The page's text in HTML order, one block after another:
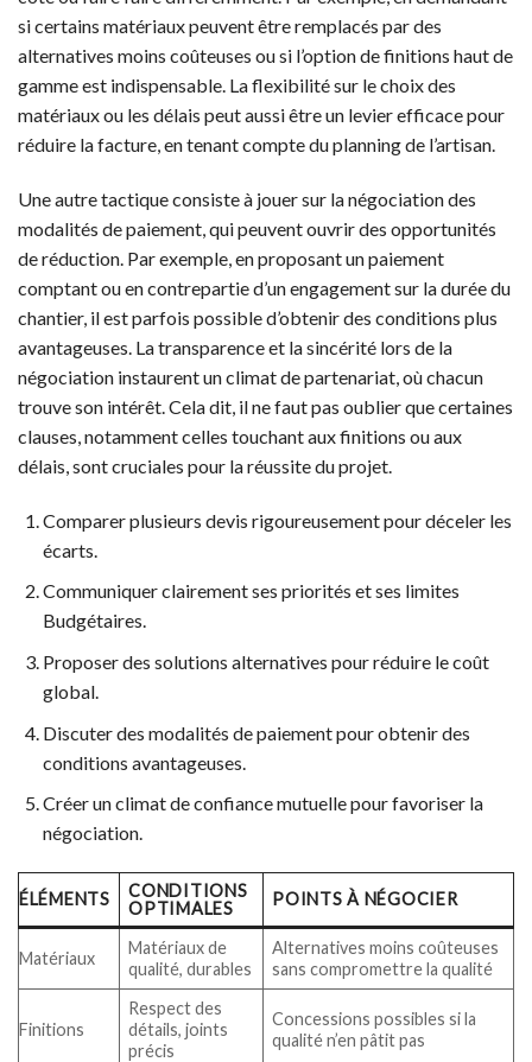
si certains matériaux peuvent être remplacés par des
alternatives moins coûteuses ou si l’option de finitions haut de
gamme est indispensable. La flexibilité sur le choix des
matériaux ou les délais peut aussi être un levier efficace pour
réduire la facture, en tenant compte du planning de l’artisan.
Une autre tactique consiste à jouer sur la négociation des
modalités de paiement, qui peuvent ouvrir des opportunités
de réduction. Par exemple, en proposant un paiement
comptant ou en contrepartie d’un engagement sur la durée du
chantier, il est parfois possible d’obtenir des conditions plus
avantageuses. La transparence et la sincérité lors de la
négociation instaurent un climat de partenariat, où chacun
trouve son intérêt. Cela dit, il ne faut pas oublier que certaines
clauses, notamment celles touchant aux finitions ou aux
délais, sont cruciales pour la réussite du projet.
Comparer plusieurs devis rigoureusement pour déceler les
écarts.
Communiquer clairement ses priorités et ses limites
Budgétaires.
Proposer des solutions alternatives pour réduire le coût
global.
Discuter des modalités de paiement pour obtenir des
conditions avantageuses.
Créer un climat de confiance mutuelle pour favoriser la
négociation.
ÉLÉMENTS
CONDITIONS
OPTIMALES
POINTS À NÉGOCIER
Matériaux
Matériaux de
qualité, durables
Alternatives moins coûteuses
sans compromettre la qualité
Finitions
Respect des
détails, joints
précis
Concessions possibles si la
qualité n’en pâtit pas